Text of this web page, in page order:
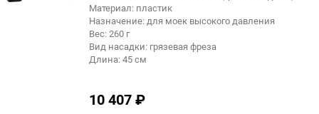
Материал: пластик
Назначение: для моек высокого давления
Вес: 260 г
Вид насадки: грязевая фреза
Длина: 45 см
10 407₽